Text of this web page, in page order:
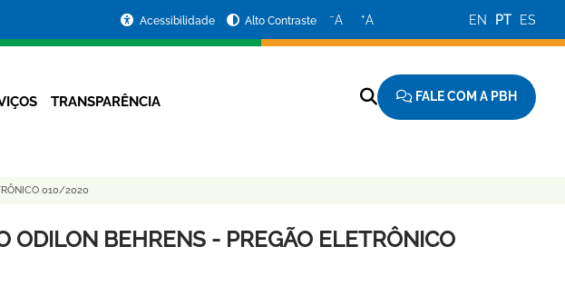
Acessibilidade Alto Contraste −A +A EN PT ES
TRANSPARÊNCIA FALE COM A PBH
010/2020
ODILON BEHRENS - PREGÃO ELETRÔNICO